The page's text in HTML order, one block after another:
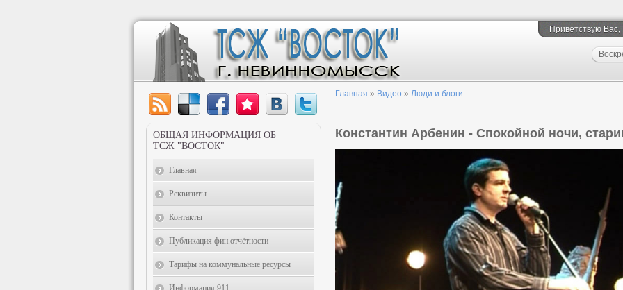
Приветствую Вас,
Главная » Видео » Люди и блоги
Константин Арбенин - Спокойной ночи,
ОБЩАЯ ИНФОРМАЦИЯ ОБ
ТСЖ "ВОСТОК"
Главная
Реквизиты
Контакты
Публикация фин.отчётности
Тарифы на коммунальные ресурсы
Информация 911